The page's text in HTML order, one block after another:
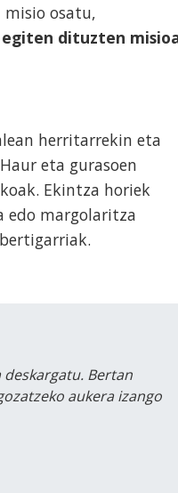
osatu,
dituzten
herritarrekin eta
eta gurasoen
Ekintza horiek
edo margolaritza
deskargatu. Bertan
aukera izango